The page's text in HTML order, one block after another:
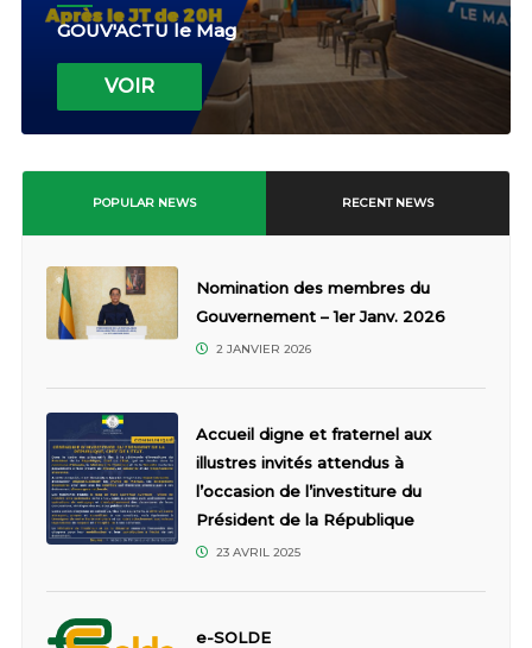
GOUV'ACTU le Mag
VOIR
POPULAR NEWS RECENT NEWS
Nomination des membres du
Gouvernement – 1er Janv. 2026
2 JANVIER 2026
Accueil digne et fraternel aux
illustres invités attendus à
l’occasion de l’investiture du
Président de la République
23 AVRIL 2025
e-SOLDE